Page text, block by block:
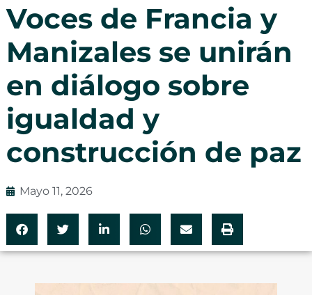
Voces de Francia y
Manizales se unirán
en diálogo sobre
igualdad y
construcción de paz
Mayo 11, 2026